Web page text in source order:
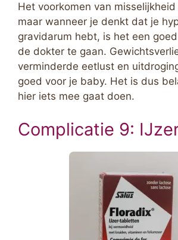
Het voorkomen van
maar wanneer je denkt dat je
gravidarum hebt, is het een
de dokter te gaan.
verminderde eetlust en
goed voor je baby. Het is dus
hier iets mee gaat doen.
Complicatie 9: